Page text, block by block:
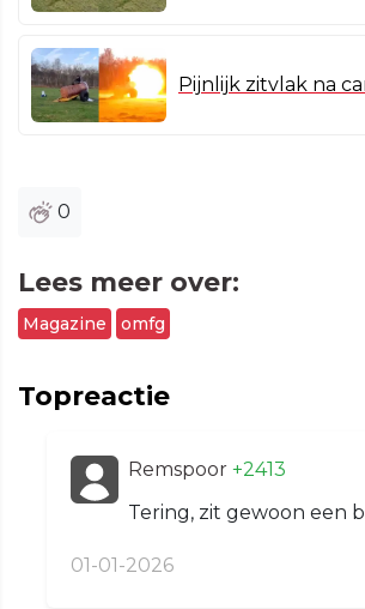
Pijnlijk zitvlak na
0
Lees meer over:
Magazine omfg
Topreactie
Remspoor +2413
Tering, zit gewoon een
01-01-2026